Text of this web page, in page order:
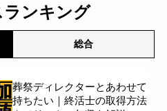
ランキング
総合
葬祭ディレクターとあわせて
持ちたい｜終活士の取得方法